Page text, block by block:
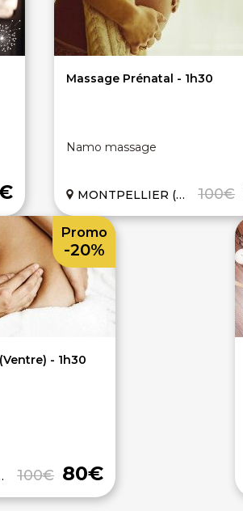
Massage Prénatal - 1h30
Namo massage
100€
MONTPELLIER (34)
- 1h30
100€ 80€
Promo
-20%